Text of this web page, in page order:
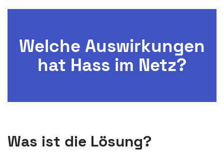
Welche Auswirkungen
hat Hass im Netz?
Was ist die Lösung?